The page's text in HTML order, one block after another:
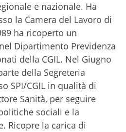
e nazionale. Ha
la Camera del Lavoro di
ha ricoperto un
Dipartimento Previdenza
della CGIL. Nel Giugno
della Segreteria
SPI/CGIL in qualità di
Sanità, per seguire
sociali e la
Ricopre la carica di